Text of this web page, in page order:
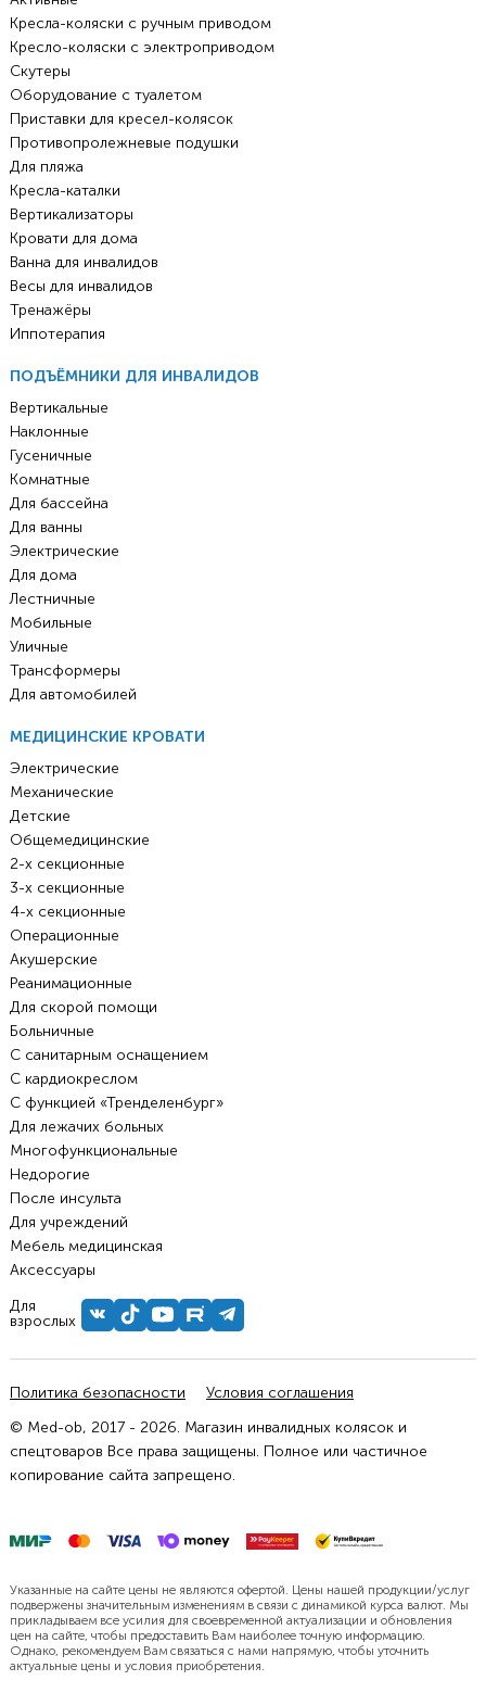
Кресла-коляски с ручным приводом
Кресло-коляски с электроприводом
Скутеры
Оборудование с туалетом
Приставки для кресел-колясок
Противопролежневые подушки
Для пляжа
Кресла-каталки
Вертикализаторы
Кровати для дома
Ванна для инвалидов
Весы для инвалидов
Тренажёры
Иппотерапия
ПОДЪЁМНИКИ ДЛЯ ИНВАЛИДОВ
Вертикальные
Наклонные
Гусеничные
Комнатные
Для бассейна
Для ванны
Электрические
Для дома
Лестничные
Мобильные
Уличные
Трансформеры
Для автомобилей
МЕДИЦИНСКИЕ КРОВАТИ
Электрические
Механические
Детские
Общемедицинские
2-х секционные
3-х секционные
4-х секционные
Операционные
Акушерские
Реанимационные
Для скорой помощи
Больничные
С санитарным оснащением
С кардиокреслом
С функцией «Тренделенбург»
Для лежачих больных
Многофункциональные
Недорогие
После инсульта
Для учреждений
Мебель медицинская
Аксессуары
Для
взрослых
Политика безопасности
Условия соглашения
© Med-ob, 2017 - 2026. Магазин инвалидных колясок и
спецтоваров Все права защищены. Полное или частичное
копирование сайта запрещено.
Указанные на сайте цены не являются офертой. Цены нашей продукции/услуг
подвержены значительным изменениям в связи с динамикой курса валют. Мы
прикладываем все усилия для своевременной актуализации и обновления
цен на сайте, чтобы предоставить Вам наиболее точную информацию.
Однако, рекомендуем Вам связаться с нами напрямую, чтобы уточнить
актуальные цены и условия приобретения.